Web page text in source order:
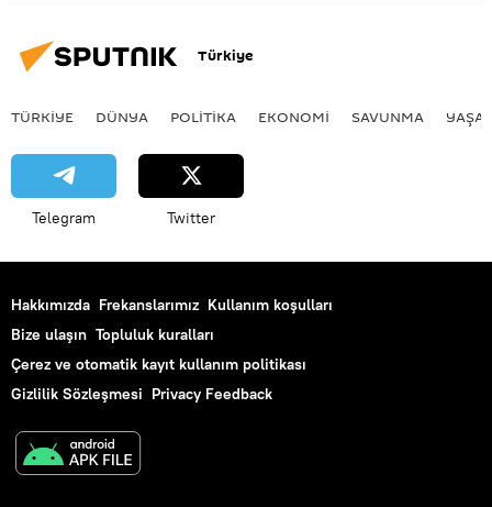
Türkiye
TÜRKIYE DÜNYA POLİTİKA EKONOMİ SAVUNMA
Telegram Twitter
Hakkımızda Frekanslarımız Kullanım koşulları
Bize ulaşın Topluluk kuralları
Çerez ve otomatik kayıt kullanım politikası
Gizlilik Sözleşmesi Privacy Feedback